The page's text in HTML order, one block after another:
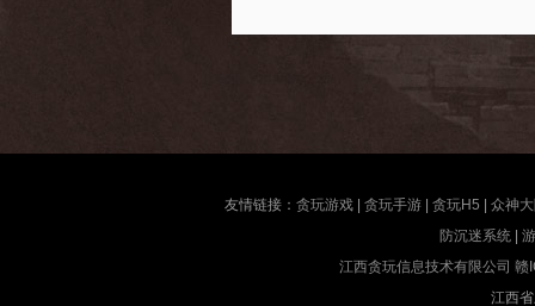
友情链接： 贪玩游戏 贪玩手游 贪玩H5
众神
防沉迷系统|
江西贪玩信息技术有限公司 赣
江西